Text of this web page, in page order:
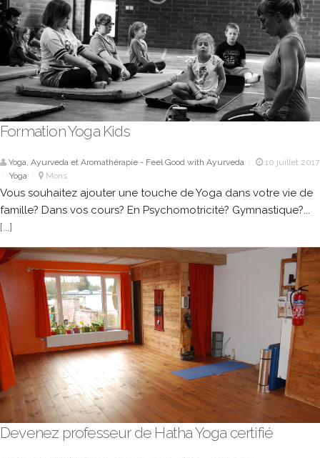
Formation Yoga Kids
Yoga, Ayurveda et Aromathérapie - Feel Good with Ayurveda 10 juillet 2017
Yoga Mons
Vous souhaitez ajouter une touche de Yoga dans votre vie de
famille? Dans vos cours? En Psychomotricité? Gymnastique?...
[...]
Devenez professeur de Hatha Yoga certifié